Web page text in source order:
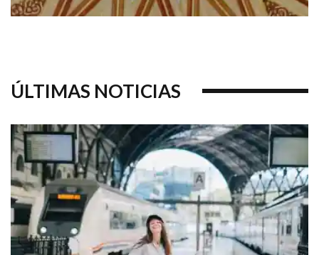
ÚLTIMAS NOTICIAS